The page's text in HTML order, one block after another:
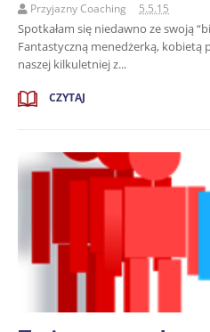
Przyjazny Coaching 5.5.15
Spotkałam się niedawno ze swoją
Fantastyczną menedżerką, kobietą
naszej kilkuletniej z...
CZYTAJ